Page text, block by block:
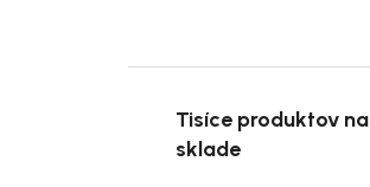
Tisíce produktov na
sklade